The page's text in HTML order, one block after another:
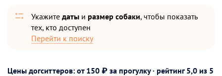
Укажите даты и размер собаки, чтобы показать
тех, кто доступен
Перейти к поиску
Цены догситтеров: от 150 ₽ за прогулку · рейтинг 5,0 из 5